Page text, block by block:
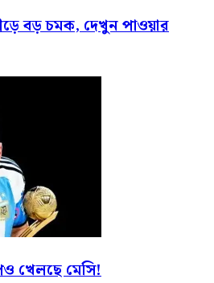
বড় চমক, দেখুন পাওয়ার
খেলছে মেসি!